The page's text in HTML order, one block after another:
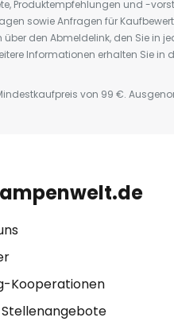
Produktempfehlungen und -
sowie Anfragen für
den Abmeldelink, den Sie in
Informationen erhalten Sie in
von 99 €.
Kooperationen
Stellenangebote